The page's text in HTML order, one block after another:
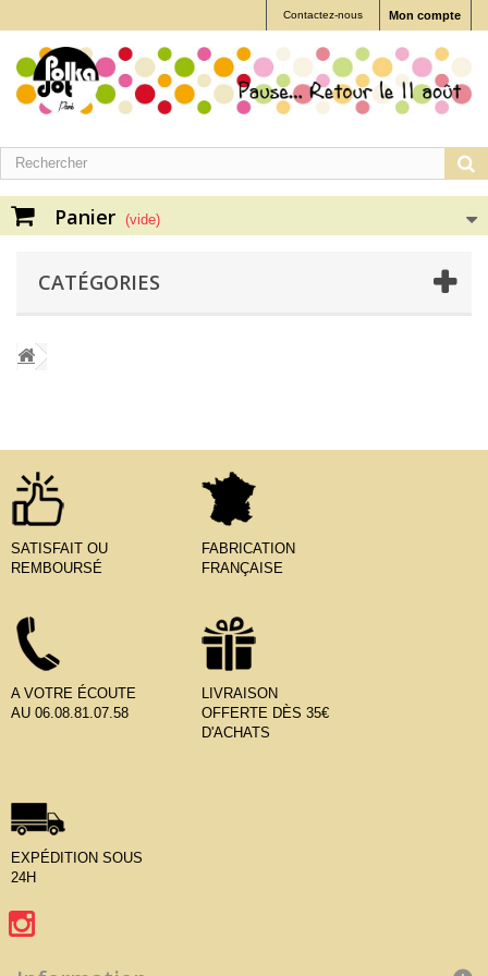
Mon compte
Contactez-nous
Panier (vide)
CATÉGORIES
SATISFAIT OU
REMBOURSÉ
FABRICATION
FRANÇAISE
A VOTRE ÉCOUTE
AU 06.08.81.07.58
LIVRAISON
OFFERTE DÈS 35€
D'ACHATS
EXPÉDITION SOUS
24H